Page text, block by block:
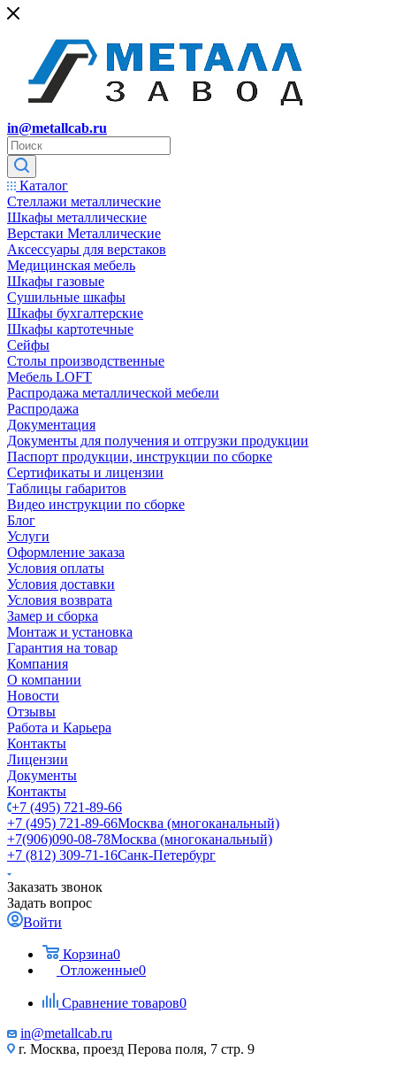
in@metallcab.ru
Каталог
Стеллажи металлические
Шкафы металлические
Верстаки Металлические
Аксессуары для верстаков
Медицинская мебель
Шкафы газовые
Сушильные шкафы
Шкафы бухгалтерские
Шкафы картотечные
Сейфы
Столы производственные
Мебель LOFT
Распродажа металлической мебели
Распродажа
Документация
Документы для получения и отгрузки продукции
Паспорт продукции, инструкции по сборке
Сертификаты и лицензии
Таблицы габаритов
Видео инструкции по сборке
Блог
Услуги
Оформление заказа
Условия оплаты
Условия доставки
Условия возврата
Замер и сборка
Монтаж и установка
Гарантия на товар
Компания
О компании
Новости
Отзывы
Работа и Карьера
Контакты
Лицензии
Документы
Контакты
+7 (495) 721-89-66
+7 (495) 721-89-66Москва (многоканальный)
+7(906)090-08-78Москва (многоканальный)
+7 (812) 309-71-16Санк-Петербург
Заказать звонок
Задать вопрос
Войти
Корзина0
Отложенные0
Сравнение товаров0
in@metallcab.ru
г. Москва, проезд Перова поля, 7 стр. 9